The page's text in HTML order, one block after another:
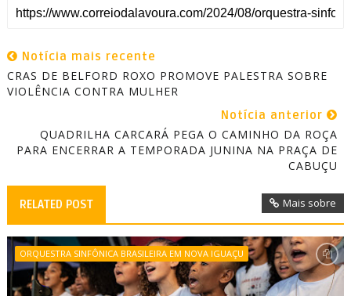
Notícia mais recente
CRAS DE BELFORD ROXO PROMOVE PALESTRA SOBRE
VIOLÊNCIA CONTRA MULHER
Notícia anterior
QUADRILHA CARCARÁ PEGA O CAMINHO DA ROÇA
PARA ENCERRAR A TEMPORADA JUNINA NA PRAÇA DE
CABUÇU
RELATED POST Mais sobre
ORQUESTRA SINFÔNICA BRASILEIRA EM NOVA IGUAÇU